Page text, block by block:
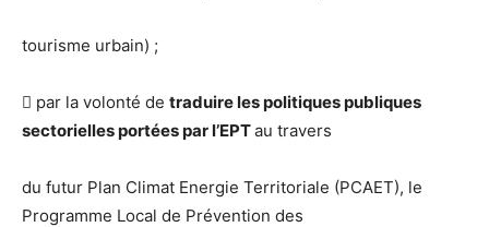
tourisme urbain) ;
 par la volonté de traduire les politiques publiques
sectorielles portées par l’EPTau travers
du futur Plan Climat Energie Territoriale (PCAET), le
Programme Local de Prévention des